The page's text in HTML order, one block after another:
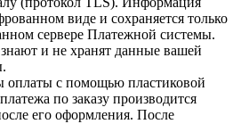
виде и сохраняется только
сервере Платежной системы.
и не хранят данные вашей
с помощью пластиковой
по заказу производится
его оформления. После